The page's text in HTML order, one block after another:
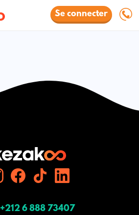
Se connecter
+212 6 888 73407